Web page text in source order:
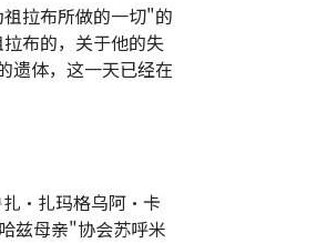
拉布所做的一切"的
布的，关于他的失
遗体，这一天已经在
扎·扎玛格乌阿·卡
兹母亲"协会苏呼米